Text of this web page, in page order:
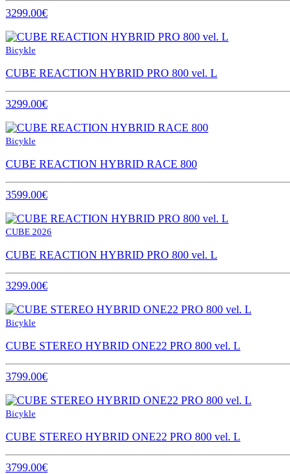
3299.00€
Bicykle
CUBE REACTION HYBRID PRO 800 vel. L
3299.00€
Bicykle
CUBE REACTION HYBRID RACE 800
3599.00€
CUBE 2026
CUBE REACTION HYBRID PRO 800 vel. L
3299.00€
Bicykle
CUBE STEREO HYBRID ONE22 PRO 800 vel. L
3799.00€
Bicykle
CUBE STEREO HYBRID ONE22 PRO 800 vel. L
3799.00€